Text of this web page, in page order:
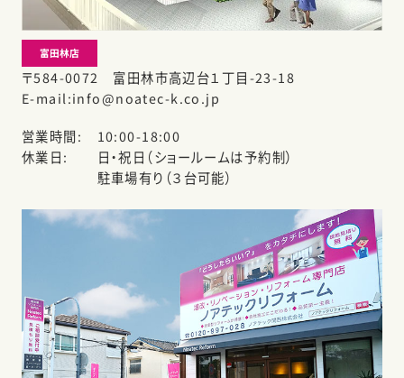
富田林店
〒584-0072 富田林市高辺台１丁目-23-18
E-mail info@noatec-k.co.jp
営業時間
10:00-18:00
休業日
日・祝日（ショールームは予約制）
駐車場有り（３台可能）